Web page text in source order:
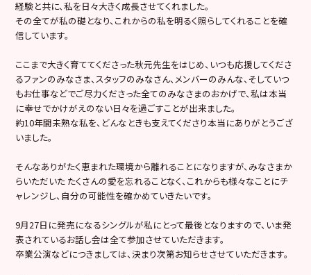
経験と共に、私を日々大きく成長させてくれました。
その全てが私の礎となり、これからの私を明るく照らしてくれることを確
信しています。
ここまで大きく育ててくださった秋元先生をはじめ、いつも応援してくださ
るファンのみなさま、スタッフのみなさん、メンバーのみんな、そしていつ
もお仕事などでご尽力くださった全てのみなさまのおかげで、私は本当
に幸せでかけがえのない日々を過ごすことが出来ました。
約10年間未熟な私を、どんなときも支えてくださり本当にありがとうござ
いました。
そんなありがたく恵まれた環境から離れることになりますが、みなさまか
らいただいた たくさんの愛を忘れることなく、これからも様々なことにチ
ャレンジし、自分の可能性を確かめていきたいです。
9月27日に発売になるシングルが私にとって最後となりますので、いま発
表されているお話し会は全て参加させていただきます。
卒業公演などにつきましては、決まり次第お知らせさせていただきます。